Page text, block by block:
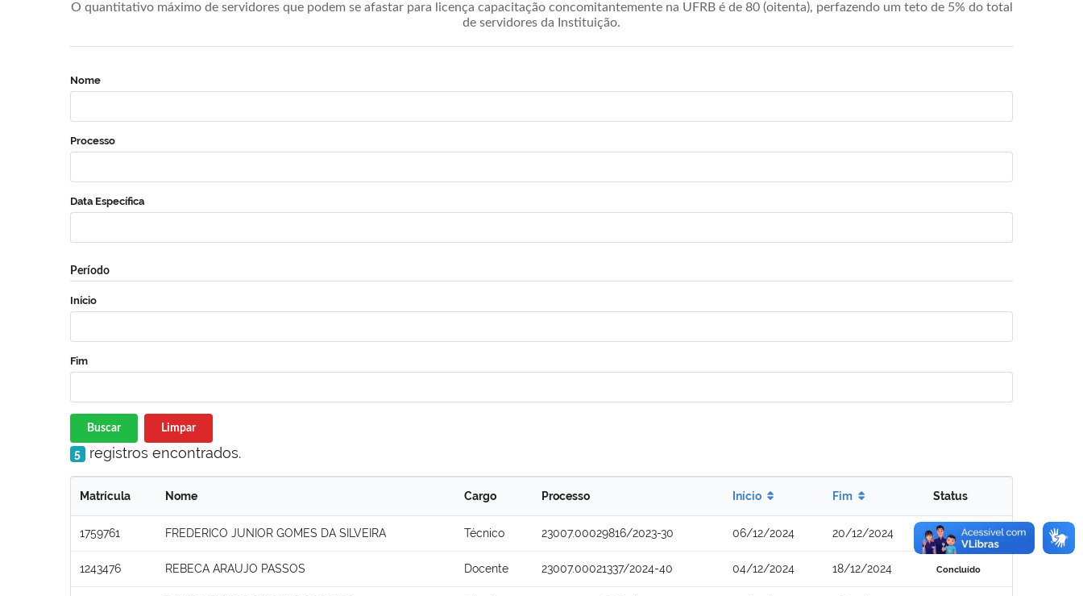
O quantitativo máximo de servidores que podem se afastar para licença capacitação concomitantemente na UFRB é de 80 (oitenta), perfazendo um teto de 5% do total
de servidores da Instituição.
Nome
Processo
Data Específica
Período
Início
Fim
Buscar Limpar
5 registros encontrados.
Matrícula Nome Cargo Processo Início Fim Status
1759761 FREDERICO JUNIOR GOMES DA SILVEIRA Técnico 23007.00029816/2023-30 06/12/2024 20/12/2024 Concluído
1243476 REBECA ARAUJO PASSOS Docente 23007.00021337/2024-40 04/12/2024 18/12/2024 Concluído